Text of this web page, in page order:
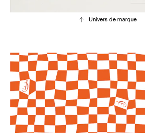
Univers de marque